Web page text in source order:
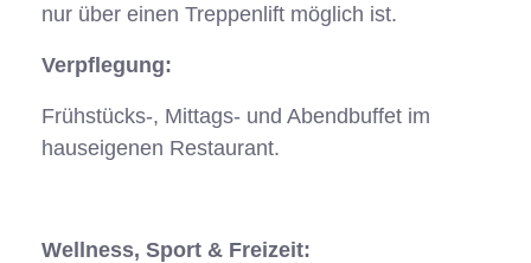
nur über einen Treppenlift möglich ist.
Verpflegung:
Frühstücks-, Mittags- und Abendbuffet im
hauseigenen Restaurant.
Wellness, Sport & Freizeit: